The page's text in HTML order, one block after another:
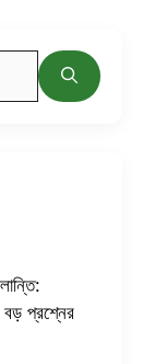
বড় প্রশ্নের